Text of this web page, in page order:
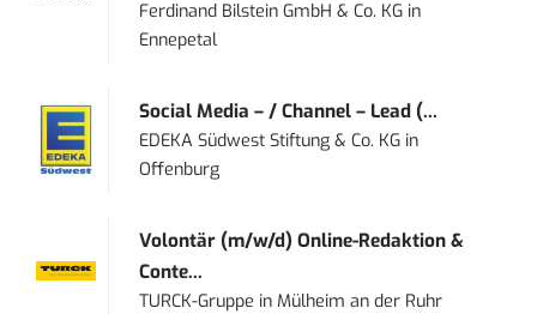
Ferdinand Bilstein GmbH & Co. KG in
Ennepetal
Social Media – / Channel – Lead (...
EDEKA Südwest Stiftung & Co. KG in
Offenburg
Volontär (m/w/d) Online-Redaktion &
Conte...
TURCK-Gruppe inMülheim an der Ruhr